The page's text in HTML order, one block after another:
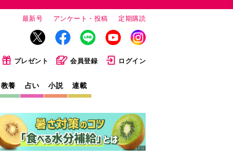
最新号 アンケート・投稿 定期購読
プレゼント 会員登録 ログイン
教養 占い 小説 連載